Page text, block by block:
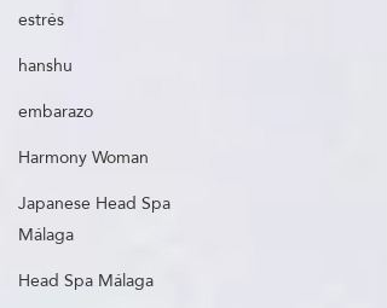
estrés
hanshu
embarazo
Harmony Woman
Japanese Head Spa
Málaga
Head Spa Málaga